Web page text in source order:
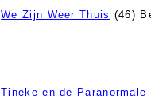
We Zijn Weer Thuis (46)
Tineke en de Paranormale